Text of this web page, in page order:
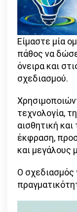
Είμαστε μία
πάθος να
όνειρα και
σχεδιασμού.
τεχνολογία,
αισθητική και
έκφραση,
και μεγάλους
Ο σχεδιασμός